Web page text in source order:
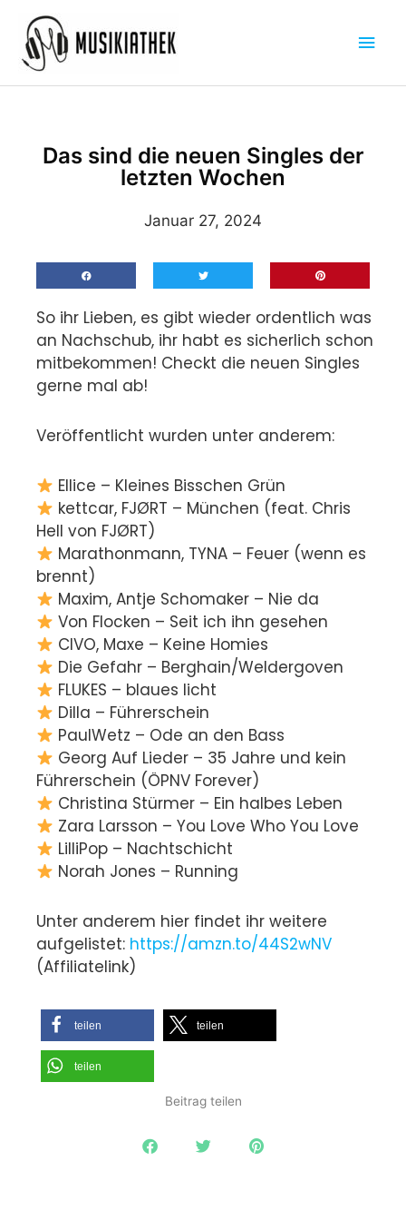
Inhalt
springen
Das sind die neuen Singles der
letzten Wochen
Januar 27, 2024
So ihr Lieben, es gibt wieder ordentlich was
an Nachschub, ihr habt es sicherlich schon
mitbekommen! Checkt die neuen Singles
gerne mal ab!
Veröffentlicht wurden unter anderem:
Ellice – Kleines Bisschen Grün
kettcar, FJØRT – München (feat. Chris
Hell von FJØRT)
Marathonmann, TYNA – Feuer (wenn es
brennt)
Maxim, Antje Schomaker – Nie da
Von Flocken – Seit ich ihn gesehen
CIVO, Maxe – Keine Homies
Die Gefahr – Berghain/Weldergoven
FLUKES – blaues licht
Dilla – Führerschein
PaulWetz – Ode an den Bass
Georg Auf Lieder – 35 Jahre und kein
Führerschein (ÖPNV Forever)
Christina Stürmer – Ein halbes Leben
Zara Larsson – You Love Who You Love
LilliPop – Nachtschicht
Norah Jones – Running
Unter anderem hier findet ihr weitere
aufgelistet: https://amzn.to/44S2wNV
(Affiliatelink)
teilen teilen
teilen
Beitrag teilen